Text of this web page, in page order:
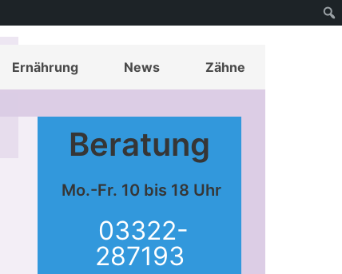
Ernährung News Zähne
Beratung
Mo.-Fr. 10 bis 18 Uhr
03322-
287193